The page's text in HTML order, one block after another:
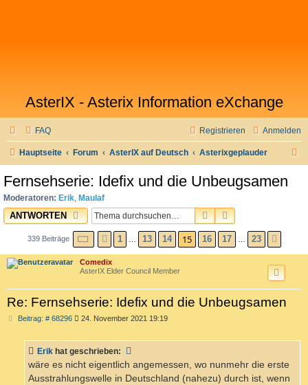
AsterIX - Asterix Information eXchange
FAQ Anmelden
Registrieren
Hauptseite Forum AsterIX auf Deutsch Asterixgeplauder
Fernsehserie: Idefix und die Unbeugsamen
Moderatoren: Erik, Maulaf
ANTWORTEN SUCHEERWEITERTE
339 Beiträge SEITE15 VON 23
VORHERIGE
1 … 13 14 15 16 17 … 23
Comedix
AsterIX Elder Council Member
Re: Fernsehserie: Idefix und die Unbeugsamen
Beitrag: # 68296B
r
a
24. November 2021 19:19
Erik hat geschrieben:
wäre es nicht eigentlich angemessen, wo nunmehr die erste
Ausstrahlungswelle in Deutschland (nahezu) durch ist, wenn